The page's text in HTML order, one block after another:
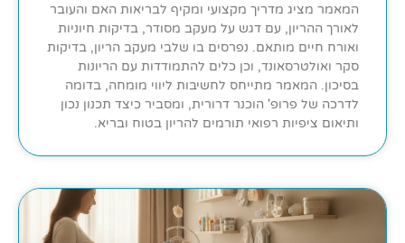
המאמר מציג מדריך מקצועי ומקיף לבריאות האם והעובר
לאורך ההריון, עם דגש על מעקב מסודר, בדיקות חיוניות
ואורח חיים מותאם. נפרסים בו שלבי מעקב הריון, בדיקות
סקר ואולטרסאונד, וכן כלים להתמודדות עם הריונות
בסיכון. המאמר מתייחס לחשיבות ליווי מומחה, בדומה
לדרכה של פרופ' הוכנר דרורית, ומסביר כיצד תכנון נכון
ותיאום ציפיות רפואי תורמים להריון בטוח ובריא.